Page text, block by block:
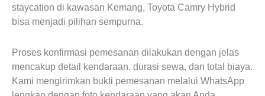
staycation di kawasan Kemang, Toyota Camry Hybrid
bisa menjadi pilihan sempurna.
Proses konfirmasi pemesanan dilakukan dengan jelas
mencakup detail kendaraan, durasi sewa, dan total biaya.
Kami mengirimkan bukti pemesanan melalui WhatsApp